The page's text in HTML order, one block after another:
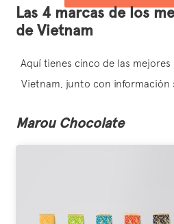
Las 4 marcas de los
de Vietnam
Aquí tienes cinco de las
Vietnam, junto con información
Marou Chocolate